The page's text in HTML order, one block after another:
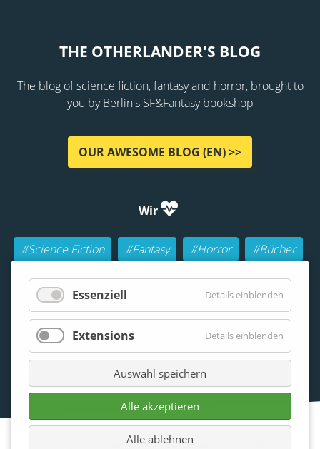
THE OTHERLANDER'S BLOG
The blog of science fiction, fantasy and horror, brought to
you by Berlin's SF&Fantasy bookshop
OUR AWESOME BLOG (EN) >>
Wir
#Science Fiction #Fantasy #Horror
#Bücher
#Autoren
#Buch-Geeks
#Rollenspiele (RPGs)
©2026. All rights reserved | Otherland Berlin - Die erste Adresse für
Essenziell Details einblenden
Extensions Details einblenden
Auswahl speichern
Alle akzeptieren
Alle ablehnen